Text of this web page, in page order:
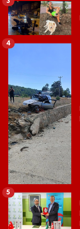
4
5